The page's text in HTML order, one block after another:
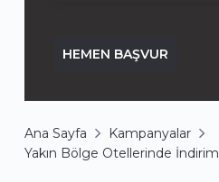
HEMEN BAŞVUR
Ana Sayfa
Kampanyalar
Yakın Bölge Otellerinde İndirim